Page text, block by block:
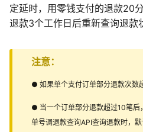
定延时，用零钱支付的退款20
退款3个工作日后重新查询退款
注意：
● 如果单个支付订单部分退款次数
● 当一个订单部分退款超过10笔后
单号调退款查询API查询退款时，